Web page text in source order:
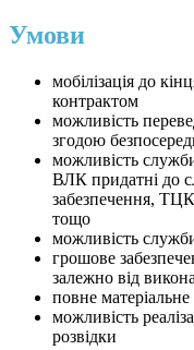
Умови
мобілізація до
контрактом
можливість
згодою
можливість
ВЛК придатні до
забезпечення,
тощо
можливість
грошове
залежно від
повне матеріальне
можливість
розвідки